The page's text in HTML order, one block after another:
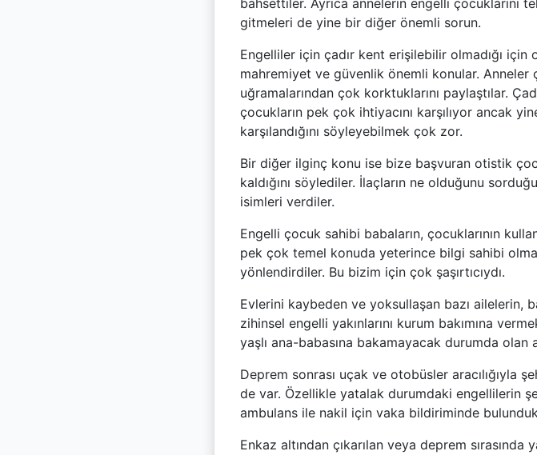
bahsettiler. Ayrıca annelerin engelli çocuklarını
gitmeleri de yine bir diğer önemli sorun.
Engelliler için çadır kent erişilebilir olmadığı
mahremiyet ve güvenlik önemli konular. Anneler
uğramalarından çok korktuklarını paylaştılar.
çocukların pek çok ihtiyacını karşılıyor ancak
karşılandığını söyleyebilmek çok zor.
Bir diğer ilginç konu ise bize başvuran otistik
kaldığını söylediler. İlaçların ne olduğunu
isimleri verdiler.
Engelli çocuk sahibi babaların, çocuklarının
pek çok temel konuda yeterince bilgi sahibi
yönlendirdiler. Bu bizim için çok şaşırtıcıydı.
Evlerini kaybeden ve yoksullaşan bazı ailelerin,
zihinsel engelli yakınlarını kurum bakımına
yaşlı ana-babasına bakamayacak durumda
Deprem sonrası uçak ve otobüsler aracılığıyla
de var. Özellikle yatalak durumdaki engellilerin
ambulans ile nakil için vaka bildiriminde
Enkaz altından çıkarılan veya deprem sırasında